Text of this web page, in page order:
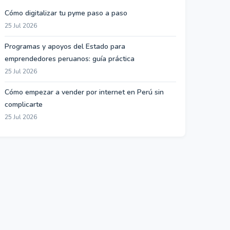
Cómo digitalizar tu pyme paso a paso
25 Jul 2026
Programas y apoyos del Estado para
emprendedores peruanos: guía práctica
25 Jul 2026
Cómo empezar a vender por internet en Perú sin
complicarte
25 Jul 2026